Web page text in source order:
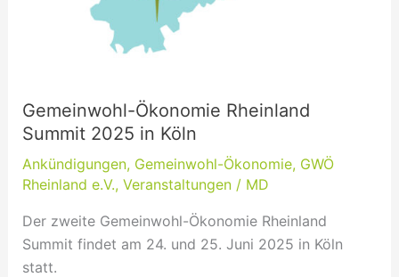
Gemeinwohl-Ökonomie Rheinland
Summit 2025 in Köln
Ankündigungen, Gemeinwohl-Ökonomie, GWÖ
Rheinland e.V., Veranstaltungen/ MD
Der zweite Gemeinwohl-Ökonomie Rheinland
Summit findet am 24. und 25. Juni 2025 in Köln
statt.